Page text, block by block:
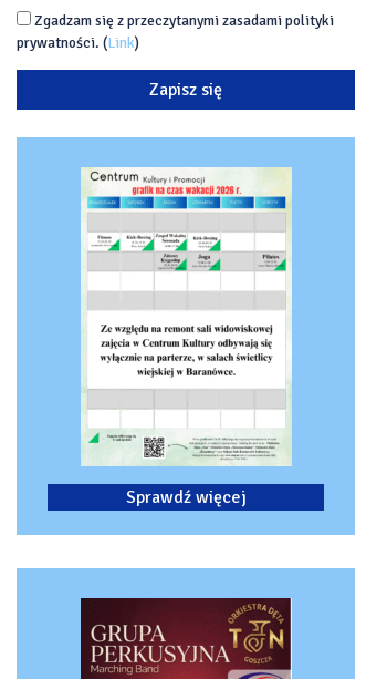
Zgadzam się z przeczytanymi zasadami polityki
prywatności. (Link)
Sprawdź więcej